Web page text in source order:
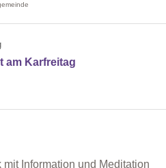
am Karfreitag
Information und Meditation